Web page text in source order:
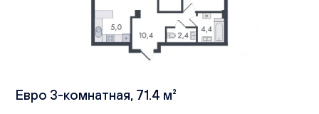
Евро 3-комнатная, 71.4 м²